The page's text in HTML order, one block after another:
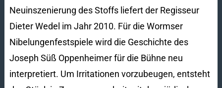
Neuinszenierung des Stoffs liefert der Regisseur
Dieter Wedel im Jahr 2010. Für die Wormser
Nibelungenfestspiele wird die Geschichte des
Joseph Süß Oppenheimer für die Bühne neu
interpretiert. Um Irritationen vorzubeugen, entsteht